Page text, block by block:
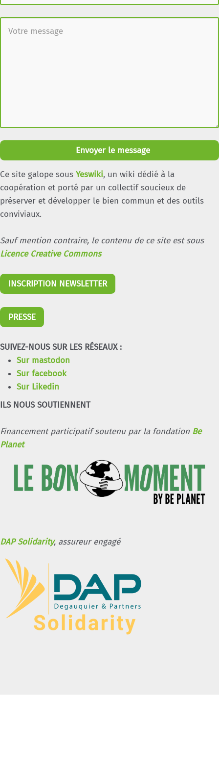
Envoyer le message
Ce site galope sous Yeswiki, un wiki dédié à la
coopération et porté par un collectif soucieux de
préserver et développer le bien commun et des outils
conviviaux.
Sauf mention contraire, le contenu de ce site est sous
Licence Creative Commons
INSCRIPTION NEWSLETTER
PRESSE
SUIVEZ-NOUS SUR LES RÉSEAUX :
Sur mastodon
Sur facebook
Sur Likedin
ILS NOUS SOUTIENNENT
Financement participatif soutenu par la fondation Be
Planet
DAP Solidarity, assureur engagé